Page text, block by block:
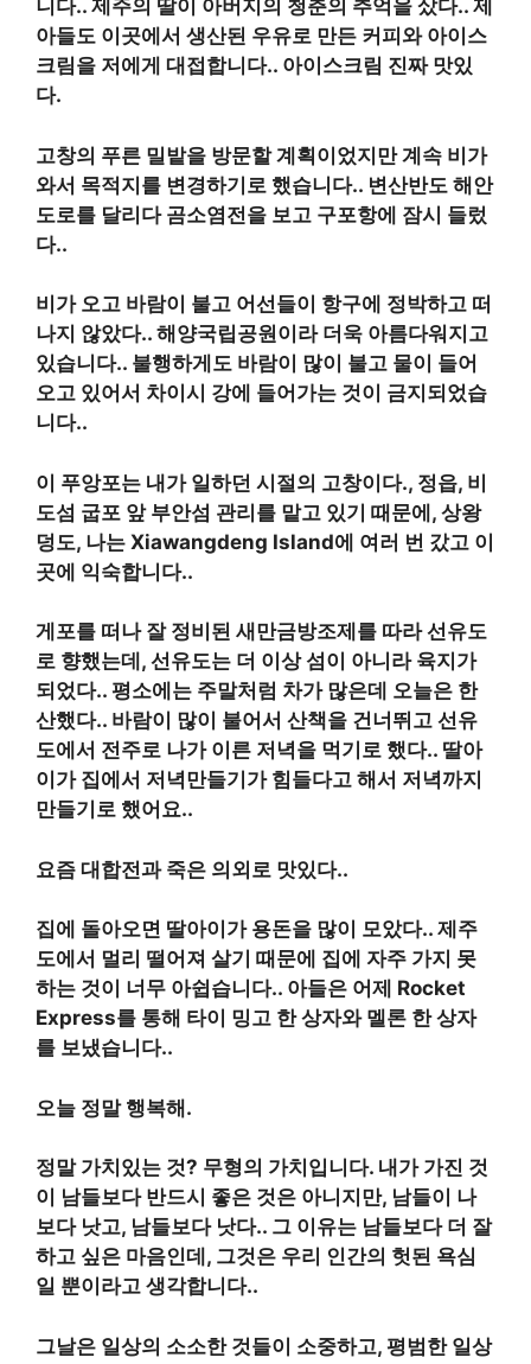
니다.. 제주의 딸이 아버지의 청춘의 추억을 샀다.. 제
아들도 이곳에서 생산된 우유로 만든 커피와 아이스
크림을 저에게 대접합니다.. 아이스크림 진짜 맛있
다.
고창의 푸른 밀밭을 방문할 계획이었지만 계속 비가
와서 목적지를 변경하기로 했습니다.. 변산반도 해안
도로를 달리다 곰소염전을 보고 구포항에 잠시 들렀
다..
비가 오고 바람이 불고 어선들이 항구에 정박하고 떠
나지 않았다.. 해양국립공원이라 더욱 아름다워지고
있습니다.. 불행하게도 바람이 많이 불고 물이 들어
오고 있어서 차이시 강에 들어가는 것이 금지되었습
니다..
이 푸앙포는 내가 일하던 시절의 고창이다., 정읍, 비
도섬 굽포 앞 부안섬 관리를 맡고 있기 때문에, 상왕
덩도, 나는 Xiawangdeng Island에 여러 번 갔고 이
곳에 익숙합니다..
게포를 떠나 잘 정비된 새만금방조제를 따라 선유도
로 향했는데, 선유도는 더 이상 섬이 아니라 육지가
되었다.. 평소에는 주말처럼 차가 많은데 오늘은 한
산했다.. 바람이 많이 불어서 산책을 건너뛰고 선유
도에서 전주로 나가 이른 저녁을 먹기로 했다.. 딸아
이가 집에서 저녁만들기가 힘들다고 해서 저녁까지
만들기로 했어요..
요즘 대합전과 죽은 의외로 맛있다..
집에 돌아오면 딸아이가 용돈을 많이 모았다.. 제주
도에서 멀리 떨어져 살기 때문에 집에 자주 가지 못
하는 것이 너무 아쉽습니다.. 아들은 어제 Rocket
Express를 통해 타이 밍고 한 상자와 멜론 한 상자
를 보냈습니다..
오늘 정말 행복해.
정말 가치있는 것? 무형의 가치입니다. 내가 가진 것
이 남들보다 반드시 좋은 것은 아니지만, 남들이 나
보다 낫고, 남들보다 낫다.. 그 이유는 남들보다 더 잘
하고 싶은 마음인데, 그것은 우리 인간의 헛된 욕심
일 뿐이라고 생각합니다..
그날은 일상의 소소한 것들이 소중하고, 평범한 일상